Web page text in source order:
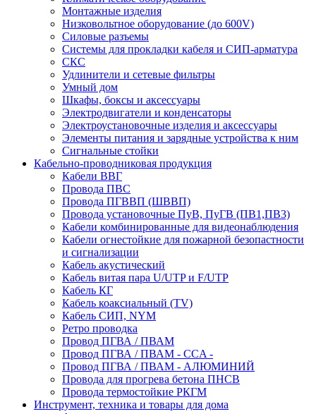
Монтажные изделия
Низковольтное оборудование (до 600V)
Силовые разъемы
Системы для прокладки кабеля и СИП-арматура
СКС
Удлинители и сетевые фильтры
Умный дом
Шкафы, боксы и аксессуары
Электродвигатели и конденсаторы
Электроустановочные изделия и аксессуары
Элементы питания и зарядные устройства к ним
Сигнальные стойки
Кабельно-проводниковая продукция
Кабели ВВГ
Провода ПВС
Провода ПГВВП (ШВВП)
Провода установочные ПуВ, ПуГВ (ПВ1,ПВ3)
Кабели комбинированные для видеонаблюдения
Кабели огнестойкие для пожарной безопастности
и сигнализации
Кабель акустический
Кабель витая пара U/UTP и F/UTP
Кабель КГ
Кабель коаксиальный (TV)
Кабель СИП, NYM
Ретро проводка
Провод ПГВА / ПВАМ
Провод ПГВА / ПВАМ - CCA -
Провод ПГВА / ПВАМ - АЛЮМИНИЙ
Провода для прогрева бетона ПНСВ
Провода термостойкие РКГМ
Инструмент, техника и товары для дома